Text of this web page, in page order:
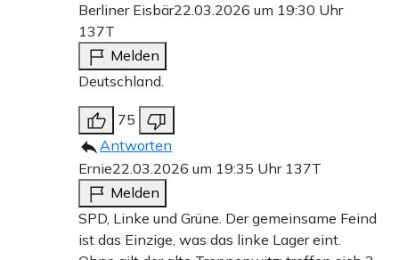
Berliner Eisbär22.03.2026 um 19:30 Uhr
137T
Melden
Deutschland.
75
Antworten
Ernie22.03.2026 um 19:35 Uhr 137T
Melden
SPD, Linke und Grüne. Der gemeinsame Feind
ist das Einzige, was das linke Lager eint.